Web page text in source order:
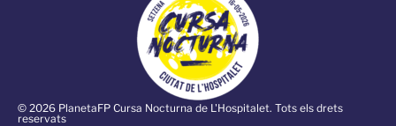
© 2026 PlanetaFP Cursa Nocturna de L'Hospitalet. Tots els drets
reservats